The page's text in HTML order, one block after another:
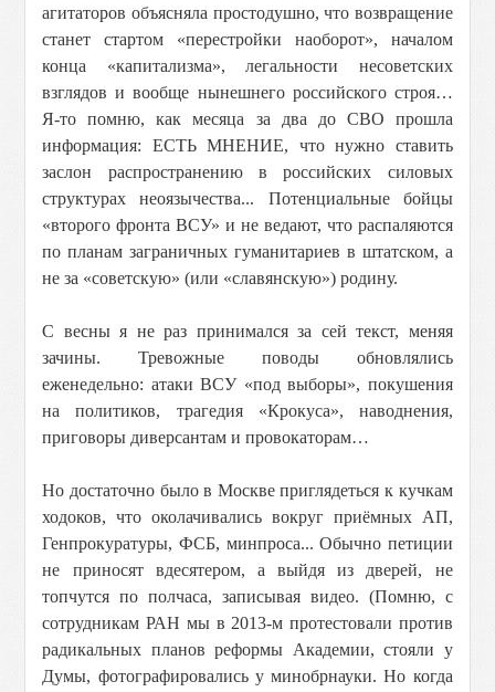
агитаторов объясняла простодушно, что возвращение
станет стартом «перестройки наоборот», началом
конца «капитализма», легальности несоветских
взглядов и вообще нынешнего российского строя…
Я-то помню, как месяца за два до СВО прошла
информация: ЕСТЬ МНЕНИЕ, что нужно ставить
заслон распространению в российских силовых
структурах неоязычества... Потенциальные бойцы
«второго фронта ВСУ» и не ведают, что распаляются
по планам заграничных гуманитариев в штатском, а
не за «советскую» (или «славянскую») родину.
С весны я не раз принимался за сей текст, меняя
зачины. Тревожные поводы обновлялись
еженедельно: атаки ВСУ «под выборы», покушения
на политиков, трагедия «Крокуса», наводнения,
приговоры диверсантам и провокаторам…
Но достаточно было в Москве приглядеться к кучкам
ходоков, что околачивались вокруг приёмных АП,
Генпрокуратуры, ФСБ, минпроса... Обычно петиции
не приносят вдесятером, а выйдя из дверей, не
топчутся по полчаса, записывая видео. (Помню, с
сотрудникам РАН мы в 2013-м протестовали против
радикальных планов реформы Академии, стояли у
Думы, фотографировались у минобрнауки. Но когда